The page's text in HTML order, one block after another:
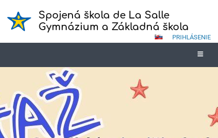
Spojená škola de La Salle
Gymnázium a Základná škola
PRIHLÁSENIE